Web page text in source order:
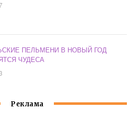
ПЕЛЬМЕНИ В НОВЫЙ ГОД
ЧУДЕСА
Реклама